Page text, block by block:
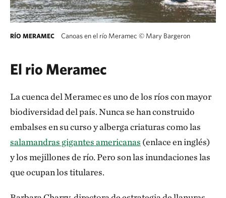
RÍO MERAMEC Canoas en el río Meramec © Mary Bargeron
El rio Meramec
La cuenca del Meramec es uno de los ríos con mayor
biodiversidad del país. Nunca se han construido
embalses en su curso y alberga criaturas como las
salamandras gigantes americanas (enlace en inglés)
y los mejillones de río. Pero son las inundaciones las
que ocupan los titulares.